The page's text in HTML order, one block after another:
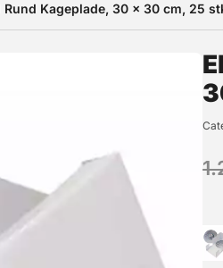
din interesse?
Kageplade, 30 x 30 cm, 25